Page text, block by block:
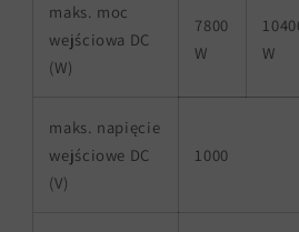
maks. moc
wejściowa DC
(W)
7800
W
W
maks. napięcie
wejściowe DC
(V)
1000